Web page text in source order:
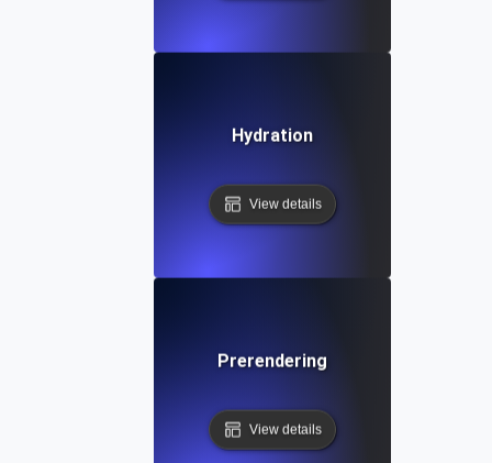
Hydration
View details
Prerendering
View details